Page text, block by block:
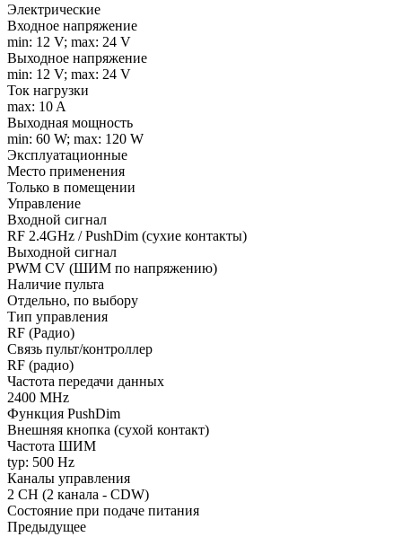
Электрические
Входное напряжение
min: 12 V; max: 24 V
Выходное напряжение
min: 12 V; max: 24 V
Ток нагрузки
max: 10 A
Выходная мощность
min: 60 W; max: 120 W
Эксплуатационные
Место применения
Только в помещении
Управление
Входной сигнал
RF 2.4GHz / PushDim (сухие контакты)
Выходной сигнал
PWM СV (ШИМ по напряжению)
Наличие пульта
Отдельно, по выбору
Тип управления
RF (Радио)
Связь пульт/контроллер
RF (радио)
Частота передачи данных
2400 MHz
Функция PushDim
Внешняя кнопка (сухой контакт)
Частота ШИМ
typ: 500 Hz
Каналы управления
2 CH (2 канала - CDW)
Состояние при подаче питания
Предыдущее